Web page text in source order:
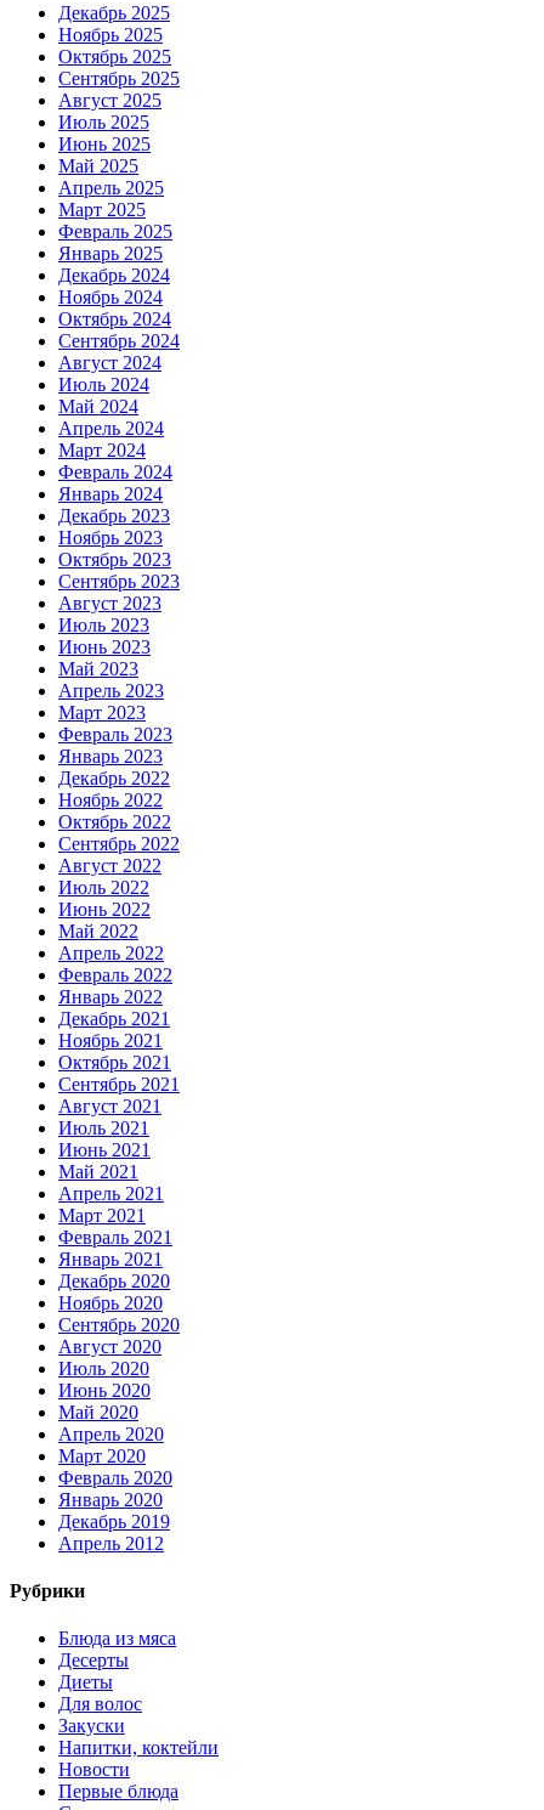
Декабрь 2025
Ноябрь 2025
Октябрь 2025
Сентябрь 2025
Август 2025
Июль 2025
Июнь 2025
Май 2025
Апрель 2025
Март 2025
Февраль 2025
Январь 2025
Декабрь 2024
Ноябрь 2024
Октябрь 2024
Сентябрь 2024
Август 2024
Июль 2024
Май 2024
Апрель 2024
Март 2024
Февраль 2024
Январь 2024
Декабрь 2023
Ноябрь 2023
Октябрь 2023
Сентябрь 2023
Август 2023
Июль 2023
Июнь 2023
Май 2023
Апрель 2023
Март 2023
Февраль 2023
Январь 2023
Декабрь 2022
Ноябрь 2022
Октябрь 2022
Сентябрь 2022
Август 2022
Июль 2022
Июнь 2022
Май 2022
Апрель 2022
Февраль 2022
Январь 2022
Декабрь 2021
Ноябрь 2021
Октябрь 2021
Сентябрь 2021
Август 2021
Июль 2021
Июнь 2021
Май 2021
Апрель 2021
Март 2021
Февраль 2021
Январь 2021
Декабрь 2020
Ноябрь 2020
Сентябрь 2020
Август 2020
Июль 2020
Июнь 2020
Май 2020
Апрель 2020
Март 2020
Февраль 2020
Январь 2020
Декабрь 2019
Апрель 2012
Рубрики
Блюда из мяса
Десерты
Диеты
Для волос
Закуски
Напитки, коктейли
Новости
Первые блюда